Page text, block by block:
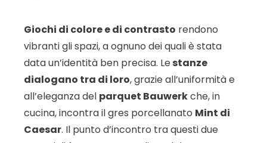
Giochi di colore e di contrasto rendono
vibranti gli spazi, a ognuno dei quali è stata
data un’identità ben precisa. Lestanze
dialogano tra di loro, grazie all’uniformità e
all’eleganza del parquet Bauwerkche, in
cucina, incontra il gres porcellanato Mint di
Caesar. Il punto d’incontro tra questi due